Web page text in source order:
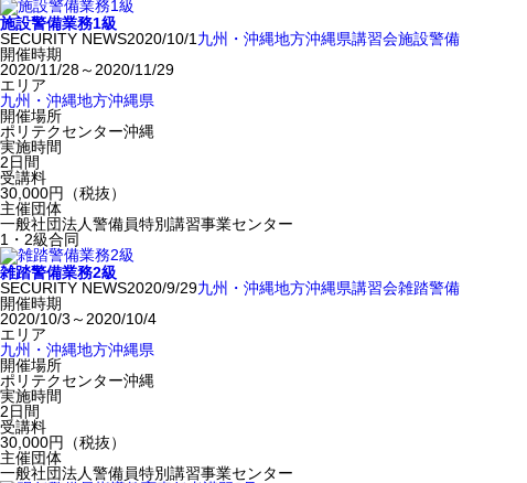
施設警備業務1級
SECURITY NEWS2020/10/1 九州・沖縄地方沖縄県講習会施設警備
開催時期
2020/11/28～2020/11/29
エリア
九州・沖縄地方沖縄県
開催場所
ポリテクセンター沖縄
実施時間
2日間
受講料
30,000円（税抜）
主催団体
一般社団法人警備員特別講習事業センター
1・2級合同
雑踏警備業務2級
SECURITY NEWS2020/9/29九州・沖縄地方沖縄県講習会雑踏警備
開催時期
2020/10/3～2020/10/4
エリア
九州・沖縄地方沖縄県
開催場所
ポリテクセンター沖縄
実施時間
2日間
受講料
30,000円（税抜）
主催団体
一般社団法人警備員特別講習事業センター